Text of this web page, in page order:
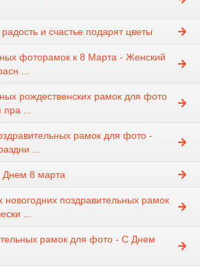
и счастье подарят цветы
фоторамок к 8 Марта - Женский
...
рождественских рамок для фото
...
рамок для фото -
...
8 марта
поздравительных рамок
...
рамок для фото - С Днем